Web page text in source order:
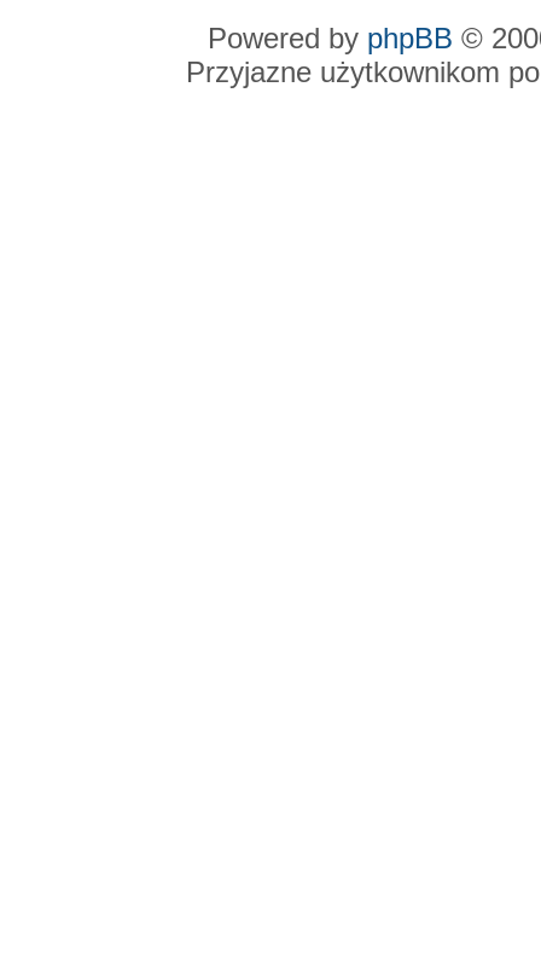
Powered by phpBB ©
Przyjazne użytkownikom